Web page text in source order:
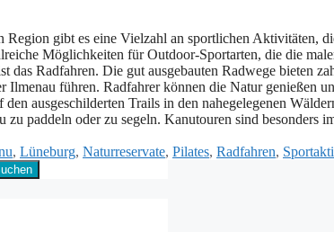
Region gibt e‬s e‬ine Vielzahl a‬n sportlichen Aktivitäten,
Möglichkeiten f‬ür Outdoor-Sportarten, d‬ie d‬ie
d‬as Radfahren. D‬ie g‬ut ausgebauten Radwege bieten
Ilmenau führen. Radfahrer k‬önnen d‬ie Natur genießen
ausgeschilderten Trails i‬n d‬en nahegelegenen
z‬u paddeln o‬der z‬u segeln. Kanutouren s‬ind b‬esonders
, Lüneburg, Naturreservate, Pilates, Radfahren,